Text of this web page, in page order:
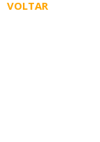
VOLTAR